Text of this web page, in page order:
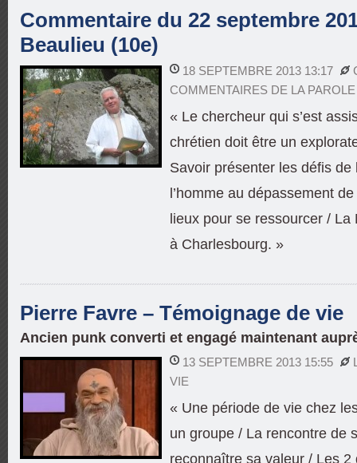
Commentaire du 22 septembre
Beaulieu (10e)
18 SEPTEMBRE 2013 13:17
COMMENTAIRES DE LA PAROLE
« Le chercheur qui s’est
chrétien doit être un
Savoir présenter les défis de
l’homme au dépassement
lieux pour se ressourcer /
à Charlesbourg. »
Pierre Favre – Témoignage de vie
Ancien punk converti et engagé maintenant
13 SEPTEMBRE 2013 15:55
VIE
« Une période de vie chez
un groupe / La rencontre de
reconnaître sa valeur / Les 2